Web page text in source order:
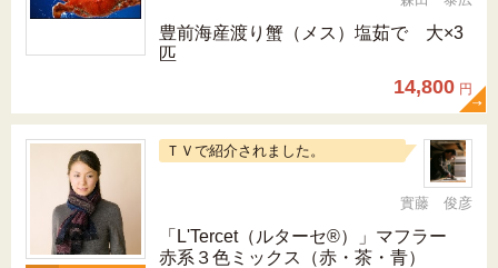
豊前海産渡り蟹（メス）塩茹で 大×3
匹
14,800 円
ＴＶで紹介されました。
實藤 俊彦
「L'Tercet（ルターセ®）」マフラー
赤系３色ミックス（赤・茶・青）